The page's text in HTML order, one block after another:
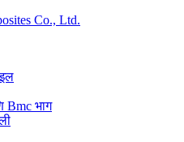
Bmc भाग